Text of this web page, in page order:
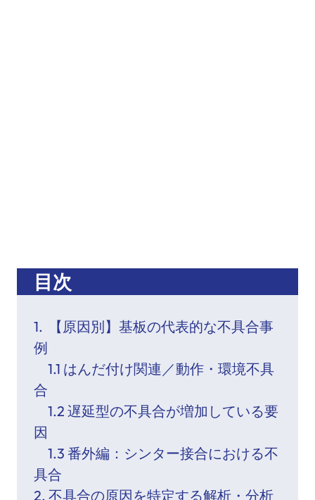
目次
1. 【原因別】基板の代表的な不具合事
例
1.1 はんだ付け関連／動作・環境不具
合
1.2 遅延型の不具合が増加している要
因
1.3 番外編：シンター接合における不
具合
2. 不具合の原因を特定する解析・分析